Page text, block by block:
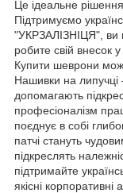
Це ідеальне
Підтримуємо
"УКРЗАЛІЗНІЦЯ", ви
робите свій внесок
Купити шеврони
Нашивки на
допомагають
професіоналізм
поєднує в собі
патчі стануть
підкреслять
підтримайте
якісні корпоративні